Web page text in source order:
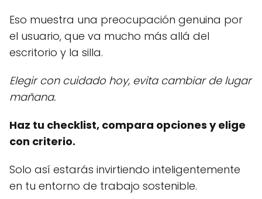
Eso muestra una preocupación genuina por
el usuario, que va mucho más allá del
escritorio y la silla.
Elegir con cuidado hoy, evita cambiar de lugar
mañana.
Haz tu checklist, compara opciones y elige
con criterio.
Solo así estarás invirtiendo inteligentemente
en tu entorno de trabajo sostenible.